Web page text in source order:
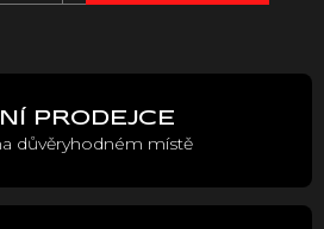
PRODEJCE
důvěryhodném místě